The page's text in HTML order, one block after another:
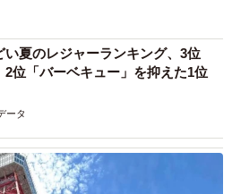
ーが解説】
い夏のレジャーランキング、3位
2位「バーベキュー」を抑えた1位
ータ